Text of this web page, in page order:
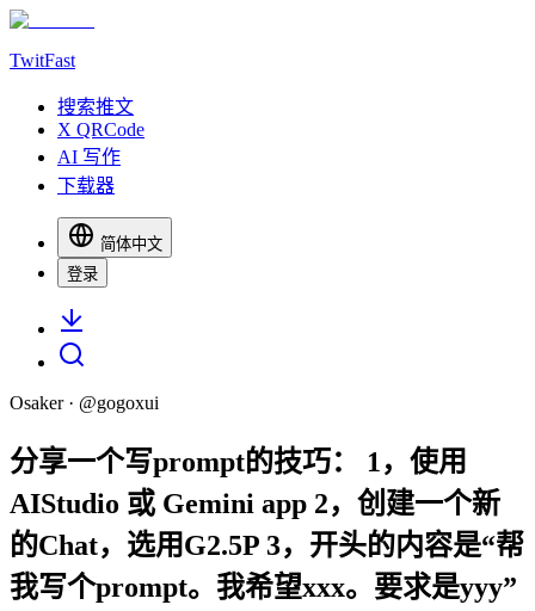
TwitFast
搜索推文
X QRCode
AI 写作
下载器
简体中文
登录
Osaker· @gogoxui
分享一个写prompt的技巧： 1，使用
AIStudio 或 Gemini app 2，创建一个新
的Chat，选用G2.5P 3，开头的内容是“帮
我写个prompt。我希望xxx。要求是yyy”